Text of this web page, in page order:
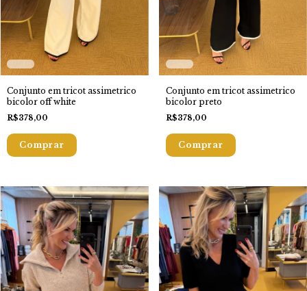
Conjunto em tricot assimetrico
bicolor off white
R$378,00
Conjunto em tricot assimetrico
bicolor preto
R$378,00